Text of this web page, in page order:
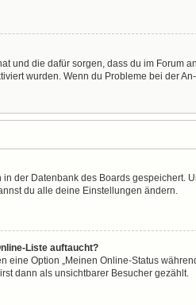
und die dafür sorgen, dass du im
wurden. Wenn du Probleme bei der
der Datenbank des Boards gespeichert.
du alle deine Einstellungen ändern.
Liste auftaucht?
Option „Meinen Online-Status
dann als unsichtbarer Besucher gezählt.